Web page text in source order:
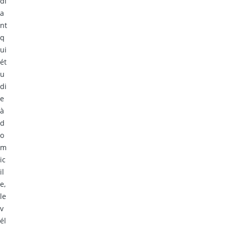
a
nt
q
ui
ét
u
di
e
à
d
o
m
ic
il
e,
le
v
él